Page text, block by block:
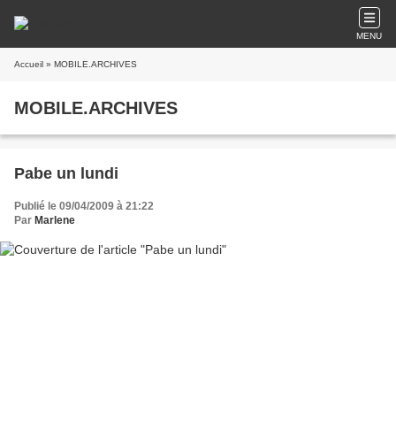
MENU
Accueil » MOBILE.ARCHIVES
MOBILE.ARCHIVES
Pabe un lundi
Publié le 09/04/2009 à 21:22
Par Marlene